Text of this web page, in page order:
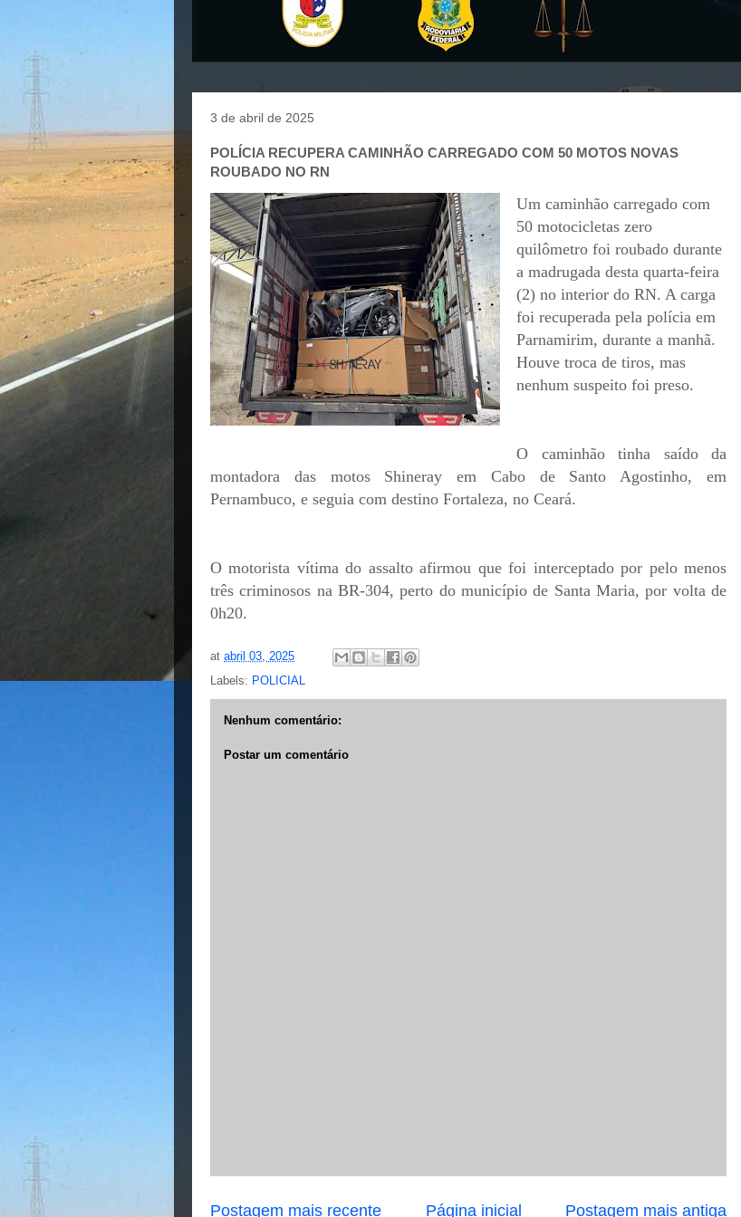
3 de abril de 2025
POLÍCIA RECUPERA CAMINHÃO CARREGADO COM 50 MOTOS NOVAS
ROUBADO NO RN
Um caminhão carregado com
50 motocicletas zero
quilômetro foi roubado durante
a madrugada desta quarta-feira
(2) no interior do RN. A carga
foi recuperada pela polícia em
Parnamirim, durante a manhã.
Houve troca de tiros, mas
nenhum suspeito foi preso.
O caminhão tinha saído da
montadora das motos Shineray em Cabo de Santo Agostinho, em
Pernambuco, e seguia com destino Fortaleza, no Ceará.
O motorista vítima do assalto afirmou que foi interceptado por pelo menos
três criminosos na BR-304, perto do município de Santa Maria, por volta de
0h20.
at abril 03, 2025
Labels: POLICIAL
Nenhum comentário:
Postar um comentário
Postagem mais recente Postagem mais antiga
Página inicial